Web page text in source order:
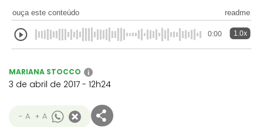
ouça este conteúdo readme
0:00 1.0x
MARIANA STOCCO i
3 de abril de 2017 - 12h24
- A + A